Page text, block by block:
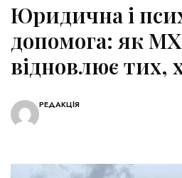
Юридична і
допомога: як
відновлює тих,
РЕДАКЦІЯ